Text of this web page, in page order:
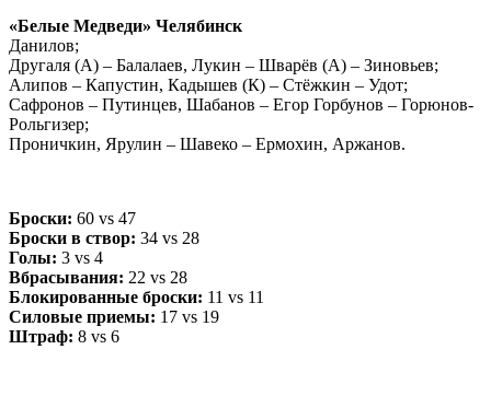
«Белые Медведи» Челябинск
Данилов;
Другаля (А) – Балалаев, Лукин – Шварёв (А) – Зиновьев;
Алипов – Капустин, Кадышев (К) – Стёжкин – Удот;
Сафронов – Путинцев, Шабанов – Егор Горбунов – Горюнов-
Рольгизер;
Проничкин, Ярулин – Шавеко – Ермохин, Аржанов.
Броски: 60 vs 47
Броски в створ: 34 vs 28
Голы: 3 vs 4
Вбрасывания: 22 vs 28
Блокированные броски: 11 vs 11
Силовые приемы: 17 vs 19
Штраф: 8 vs 6